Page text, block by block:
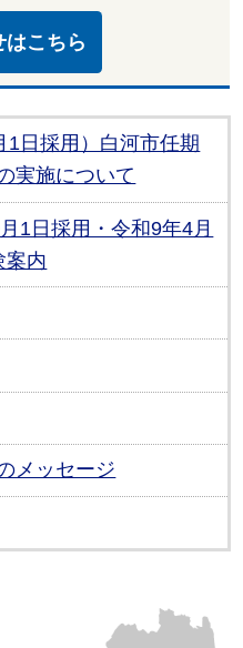
はこちら
日採用）白河市任期
実施について
1日採用・令和9年4月
案内
メッセージ